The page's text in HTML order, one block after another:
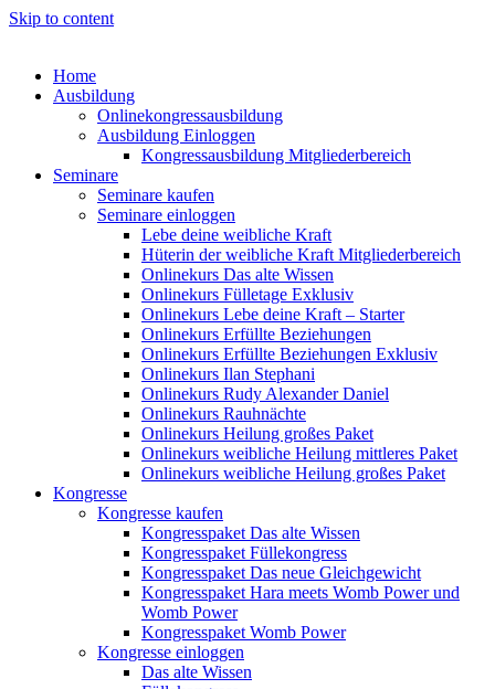
Skip to content
Home
Ausbildung
Onlinekongressausbildung
Ausbildung Einloggen
Kongressausbildung Mitgliederbereich
Seminare
Seminare kaufen
Seminare einloggen
Lebe deine weibliche Kraft
Hüterin der weibliche Kraft Mitgliederbereich
Onlinekurs Das alte Wissen
Onlinekurs Fülletage Exklusiv
Onlinekurs Lebe deine Kraft – Starter
Onlinekurs Erfüllte Beziehungen
Onlinekurs Erfüllte Beziehungen Exklusiv
Onlinekurs Ilan Stephani
Onlinekurs Rudy Alexander Daniel
Onlinekurs Rauhnächte
Onlinekurs Heilung großes Paket
Onlinekurs weibliche Heilung mittleres Paket
Onlinekurs weibliche Heilung großes Paket
Kongresse
Kongresse kaufen
Kongresspaket Das alte Wissen
Kongresspaket Füllekongress
Kongresspaket Das neue Gleichgewicht
Kongresspaket Hara meets Womb Power und
Womb Power
Kongresspaket Womb Power
Kongresse einloggen
Das alte Wissen